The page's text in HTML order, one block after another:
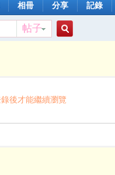
相冊 分享 記錄
帖子
索
後才能繼續瀏覽